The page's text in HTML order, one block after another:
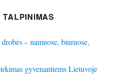
– namuose, biuruose,
gyvenantiems Lietuvoje